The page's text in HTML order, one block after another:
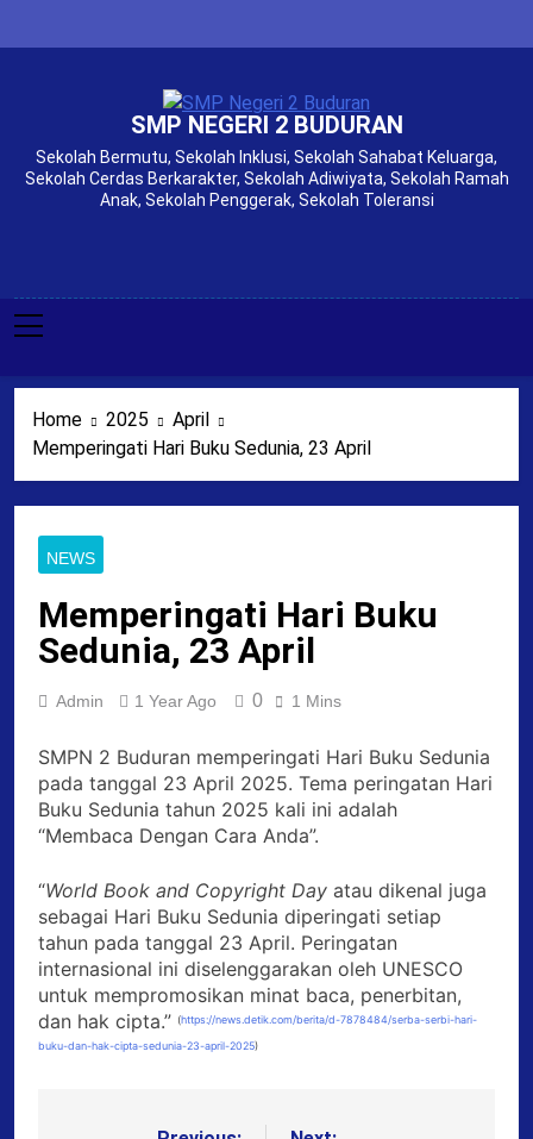
SMP NEGERI 2 BUDURAN
Sekolah Bermutu, Sekolah Inklusi, Sekolah Sahabat Keluarga,
Sekolah Cerdas Berkarakter, Sekolah Adiwiyata, Sekolah Ramah
Anak, Sekolah Penggerak, Sekolah Toleransi
Home 2025
April
Memperingati Hari Buku Sedunia, 23 April
NEWS
Memperingati Hari Buku
Sedunia, 23 April
Admin 1 Year Ago 0 1 Mins
SMPN 2 Buduran memperingati Hari Buku Sedunia
pada tanggal 23 April 2025. Tema peringatan Hari
Buku Sedunia tahun 2025 kali ini adalah
“Membaca Dengan Cara Anda”.
“World Book and Copyright Day atau dikenal juga
sebagai Hari Buku Sedunia diperingati setiap
tahun pada tanggal 23 April. Peringatan
internasional ini diselenggarakan oleh UNESCO
untuk mempromosikan minat baca, penerbitan,
dan hak cipta.” (https://news.detik.com/berita/d-7878484/serba-serbi-hari-
buku-dan-hak-cipta-sedunia-23-april-2025)